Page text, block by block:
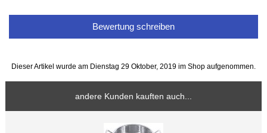
Bewertung schreiben
Dieser Artikel wurde am Dienstag 29 Oktober, 2019 im Shop aufgenommen.
andere Kunden kauften auch...